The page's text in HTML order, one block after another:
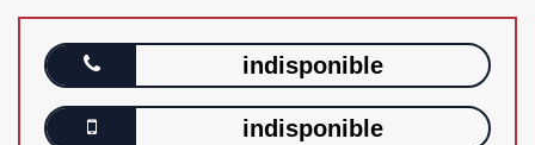
indisponible
indisponible